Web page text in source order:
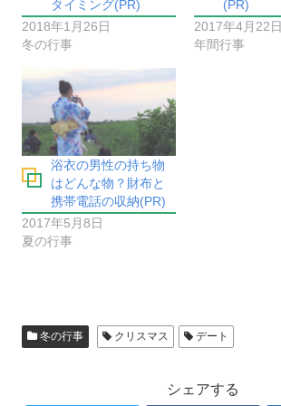
タイミング(PR)
2018年1月26日
冬の行事
(PR)
2017年4月22日
年間行事
浴衣の男性の持ち物
はどんな物？財布と
携帯電話の収納(PR)
2017年5月8日
夏の行事
冬の行事 クリスマス デート
シェアする